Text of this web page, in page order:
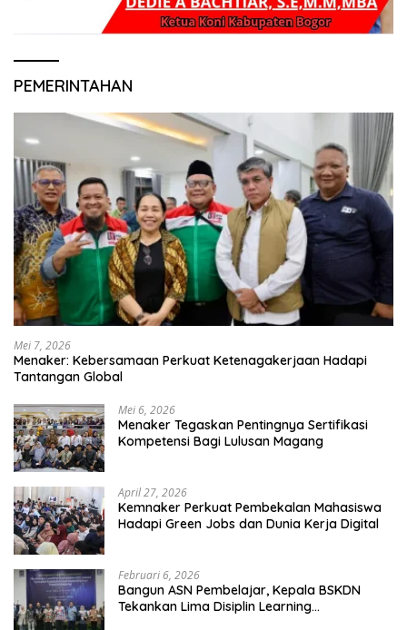
PEMERINTAHAN
Mei 7, 2026
Menaker: Kebersamaan Perkuat Ketenagakerjaan Hadapi
Tantangan Global
Mei 6, 2026
Menaker Tegaskan Pentingnya Sertifikasi
Kompetensi Bagi Lulusan Magang
April 27, 2026
Kemnaker Perkuat Pembekalan Mahasiswa
Hadapi Green Jobs dan Dunia Kerja Digital
Februari 6, 2026
Bangun ASN Pembelajar, Kepala BSKDN
Tekankan Lima Disiplin Learning